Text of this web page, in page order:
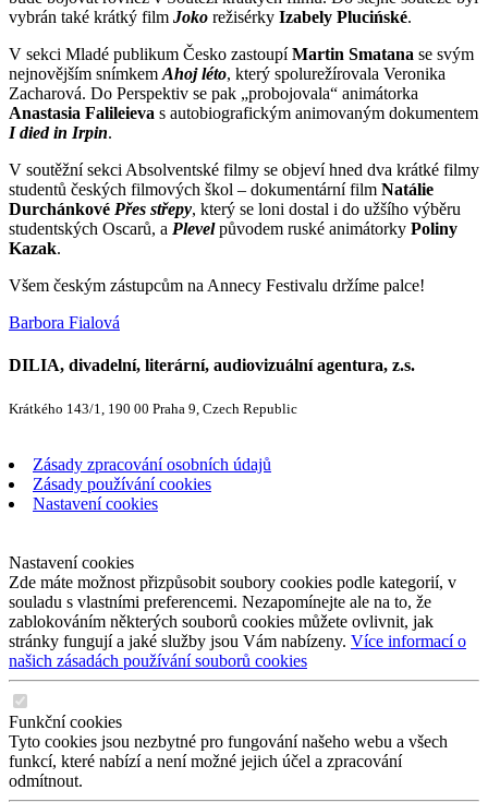
vybrán také krátký film Joko režisérky Izabely Plucińské.
V sekci Mladé publikum Česko zastoupíMartin Smatana se svým
nejnovějším snímkem Ahoj léto, který spolurežírovala Veronika
Zacharová. Do Perspektiv se pak „probojovala“ animátorka
Anastasia Falileieva s autobiografickým animovaným dokumentem
I died in Irpin.
V soutěžní sekci Absolventské filmy se objeví hned dva krátké filmy
studentů českých filmových škol – dokumentární film Natálie
Durchánkové Přes střepy, který se loni dostal i do užšího výběru
studentských Oscarů, a Plevelpůvodem ruské animátorky Poliny
Kazak.
Všem českým zástupcům na Annecy Festivalu držíme palce!
Barbora Fialová
DILIA, divadelní, literární, audiovizuální agentura, z.s.
Krátkého 143/1, 190 00 Praha 9, Czech Republic
Zásady zpracování osobních údajů
Zásady používání cookies
Nastavení cookies
Nastavení cookies
Zde máte možnost přizpůsobit soubory cookies podle kategorií, v
souladu s vlastními preferencemi. Nezapomínejte ale na to, že
zablokováním některých souborů cookies můžete ovlivnit, jak
stránky fungují a jaké služby jsou Vám nabízeny. Více informací o
našich zásadách používání souborů cookies
Funkční cookies
Tyto cookies jsou nezbytné pro fungování našeho webu a všech
funkcí, které nabízí a není možné jejich účel a zpracování
odmítnout.